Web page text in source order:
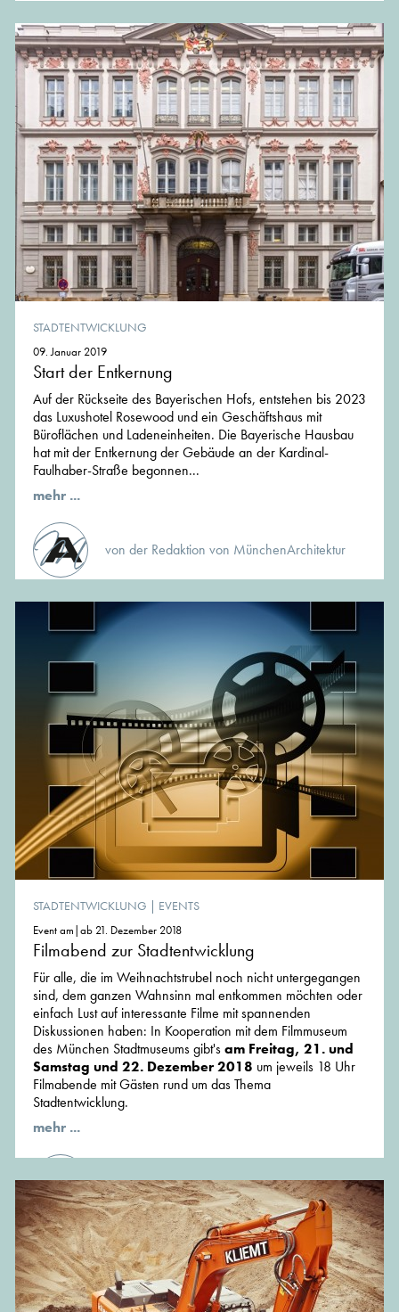
STADTENTWICKLUNG
09. Januar 2019
Start der Entkernung
Auf der Rückseite des Bayerischen Hofs, entstehen bis 2023
das Luxushotel Rosewood und ein Geschäftshaus mit
Büroflächen und Ladeneinheiten. Die Bayerische Hausbau
hat mit der Entkernung der Gebäude an der Kardinal-
Faulhaber-Straße begonnen...
mehr ...
von der Redaktion von MünchenArchitektur
STADTENTWICKLUNG | EVENTS
Event am|ab 21. Dezember 2018
Filmabend zur Stadtentwicklung
Für alle, die im Weihnachtstrubel noch nicht untergegangen
sind, dem ganzen Wahnsinn mal entkommen möchten oder
einfach Lust auf interessante Filme mit spannenden
Diskussionen haben: In Kooperation mit dem Filmmuseum
des München Stadtmuseums gibt'sam Freitag, 21. und
Samstag und 22. Dezember 2018 um jeweils 18 Uhr
Filmabende mit Gästen rund um das Thema
Stadtentwicklung.
mehr ...
von der Redaktion von MünchenArchitektur